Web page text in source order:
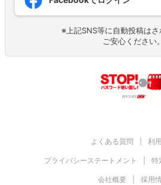
※上記SNS等に自動投稿は
ご安心ください。
よくある質問 利
プライバシーステートメント 特
会社概要 採用